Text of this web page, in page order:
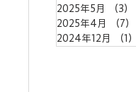
2025年5月
（3）
2025年4月
（7）
2024年12月
（1）